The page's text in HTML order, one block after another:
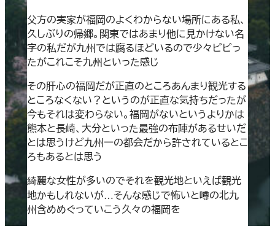
父方の実家が福岡のよくわからない場所にある私、
久しぶりの帰郷。関東ではあまり他に見かけない名
字の私だが九州では腐るほどいるので少々ビビっ
たがこれこそ九州といった感じ
その肝心の福岡だが正直のところあんまり観光する
ところなくない？というのが正直な気持ちだったが
今もそれは変わらない。福岡がないというよりかは
熊本と長崎、大分といった最強の布陣があるせいだ
とは思うけど九州一の都会だから許されているとこ
ろもあるとは思う
綺麗な女性が多いのでそれを観光地といえば観光
地かもしれないが…そんな感じで怖いと噂の北九
州含めめぐっていこう久々の福岡を